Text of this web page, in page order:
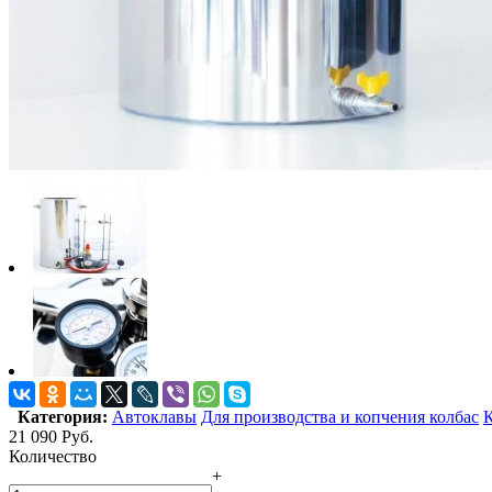
Категория: Автоклавы Для производства и копчения колбас
21 090 Руб.
Количество
+